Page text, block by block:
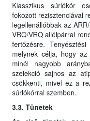
Klasszikus súrlókór
fokozott rezisztenciával
legellenállóbbak az
VRQ/VRQ allélpárral
fertőzésre.
melynek célja, hogy
minél nagyobb
szelekció sajnos az
csökkenti, mivel ez a
súrlókórral szemben.
3.3. Tünetek